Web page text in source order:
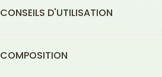
CONSEILS D'UTILISATION
COMPOSITION